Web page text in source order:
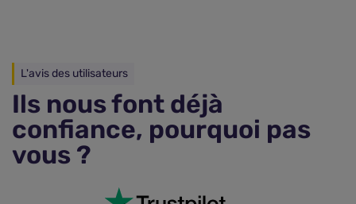
L'avis des utilisateurs
Ils nous font déjà
confiance, pourquoi pas
vous ?